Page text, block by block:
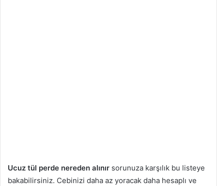
Ucuz tül perde nereden alınır sorunuza karşılık bu listeye
bakabilirsiniz. Cebinizi daha az yoracak daha hesaplı ve